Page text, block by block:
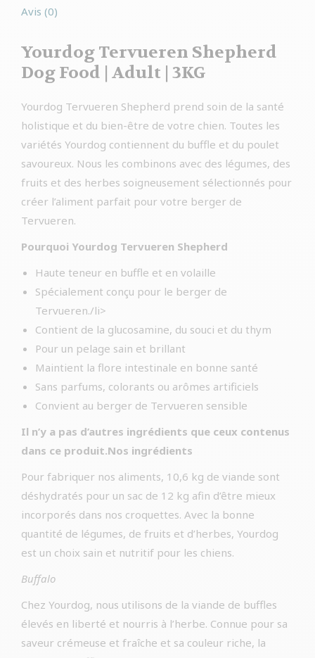
Avis (0)
Yourdog Tervueren Shepherd
Dog Food | Adult | 3KG
Yourdog Tervueren Shepherd prend soin de la santé
holistique et du bien-être de votre chien. Toutes les
variétés Yourdog contiennent du buffle et du poulet
savoureux. Nous les combinons avec des légumes, des
fruits et des herbes soigneusement sélectionnés pour
créer l’aliment parfait pour votre berger de
Tervueren.
Pourquoi Yourdog Tervueren Shepherd
Haute teneur en buffle et en volaille
Spécialement conçu pour le berger de
Tervueren./li>
Contient de la glucosamine, du souci et du thym
Pour un pelage sain et brillant
Maintient la flore intestinale en bonne santé
Sans parfums, colorants ou arômes artificiels
Convient au berger de Tervueren sensible
Il n’y a pas d’autres ingrédients que ceux contenus
dans ce produit.Nos ingrédients
Pour fabriquer nos aliments, 10,6 kg de viande sont
déshydratés pour un sac de 12 kg afin d’être mieux
incorporés dans nos croquettes. Avec la bonne
quantité de légumes, de fruits et d’herbes, Yourdog
est un choix sain et nutritif pour les chiens.
Buffalo
Chez Yourdog, nous utilisons de la viande de buffles
élevés en liberté et nourris à l’herbe. Connue pour sa
saveur crémeuse et fraîche et sa couleur riche, la